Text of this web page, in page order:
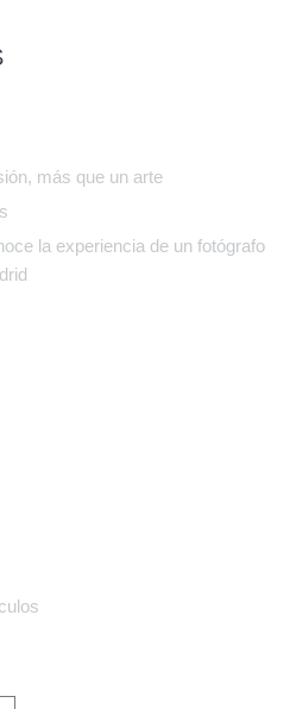
más que un arte
la experiencia de un fotógrafo